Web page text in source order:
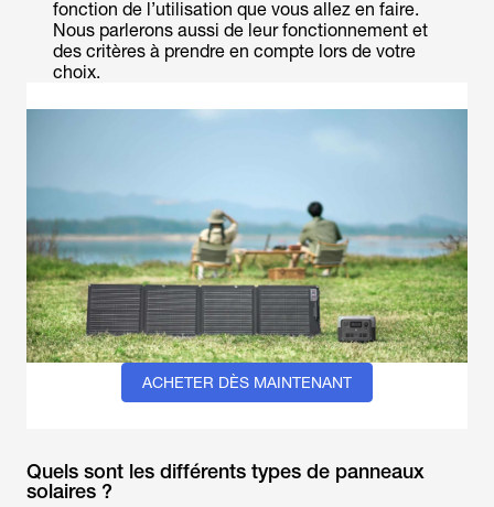
fonction de l’utilisation que vous allez en faire.
Nous parlerons aussi de leur fonctionnement et
des critères à prendre en compte lors de votre
choix.
ACHETER DÈS MAINTENANT
Quels sont les différents types de panneaux
solaires ?